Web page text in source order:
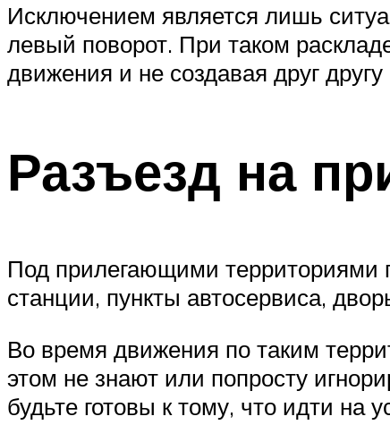
Исключением является лишь
левый поворот. При таком
движения и не создавая друг
Разъезд на
Под прилегающими территориями
станции, пункты автосервиса,
Во время движения по таким
этом не знают или попросту
будьте готовы к тому, что идти на